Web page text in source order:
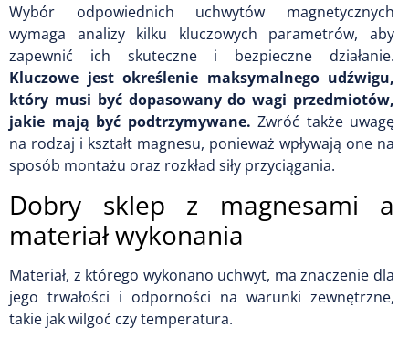
Wybór odpowiednich uchwytów magnetycznych
wymaga analizy kilku kluczowych parametrów, aby
zapewnić ich skuteczne i bezpieczne działanie.
Kluczowe jest określenie maksymalnego udźwigu,
który musi być dopasowany do wagi przedmiotów,
jakie mają być podtrzymywane. Zwróć także uwagę
na rodzaj i kształt magnesu, ponieważ wpływają one na
sposób montażu oraz rozkład siły przyciągania.
Dobry sklep z magnesami a
materiał wykonania
Materiał, z którego wykonano uchwyt, ma znaczenie dla
jego trwałości i odporności na warunki zewnętrzne,
takie jak wilgoć czy temperatura.